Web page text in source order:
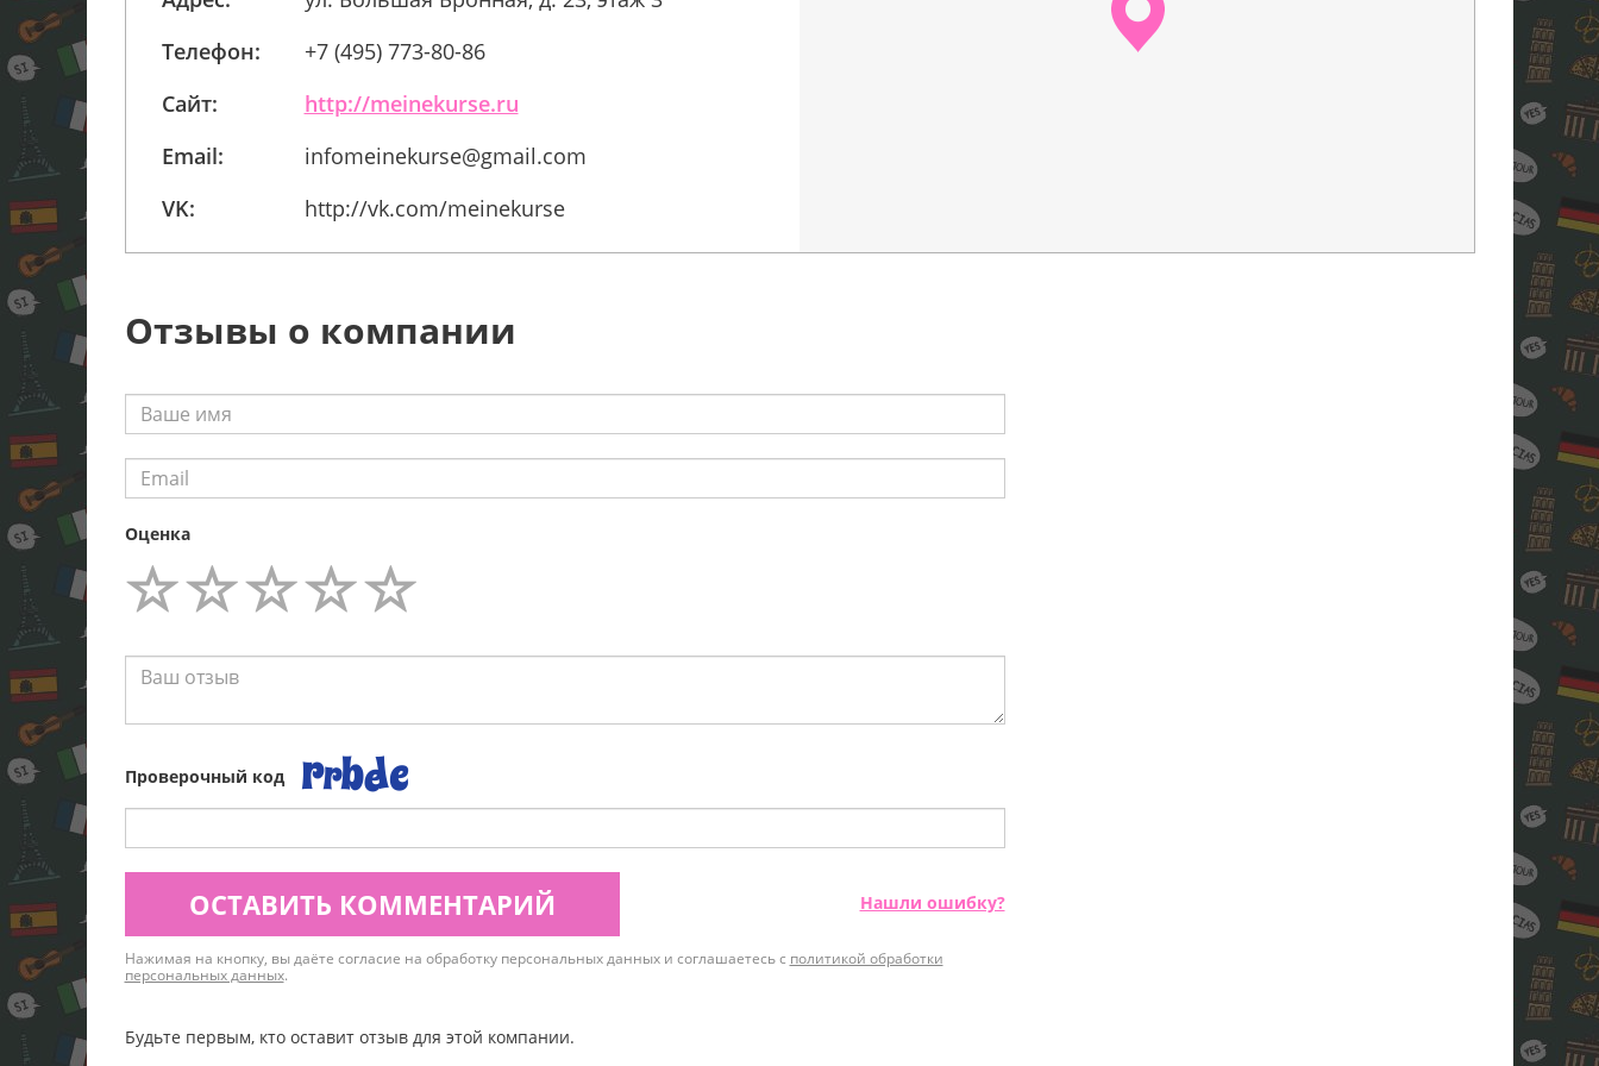
Телефон:
+7 (495) 773-80-86
Сайт:
http://meinekurse.ru
Email:
infomeinekurse@gmail.com
VK:
http://vk.com/meinekurse
Отзывы о компании
Оценка
Проверочный код
ОСТАВИТЬ КОММЕНТАРИЙ Нашли ошибку?
Нажимая на кнопку, вы даёте согласие на обработку персональных данных и соглашаетесь с политикой обработки
персональных данных.
Будьте первым, кто оставит отзыв для этой компании.